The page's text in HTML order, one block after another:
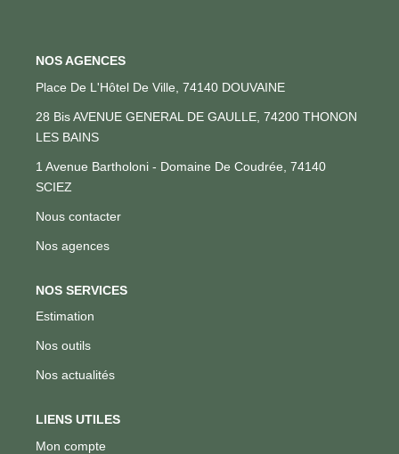
NOS AGENCES
Place De L'Hôtel De Ville, 74140 DOUVAINE
28 Bis AVENUE GENERAL DE GAULLE, 74200 THONON
LES BAINS
1 Avenue Bartholoni - Domaine De Coudrée, 74140
SCIEZ
Nous contacter
Nos agences
NOS SERVICES
Estimation
Nos outils
Nos actualités
LIENS UTILES
Mon compte